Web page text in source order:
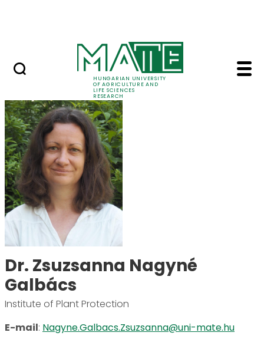
HUNGARIAN UNIVERSITY
OF AGRICULTURE AND
LIFE SCIENCES
RESEARCH
Dr. Zsuzsanna
Dr. Zsuzsanna Nagyné
Galbács
Institute of Plant Protection
E-mail: Nagyne.Galbacs.Zsuzsanna@uni-mate.hu